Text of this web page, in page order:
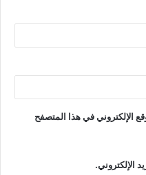
الإلكتروني في هذا المتصفح
الإلكتروني.